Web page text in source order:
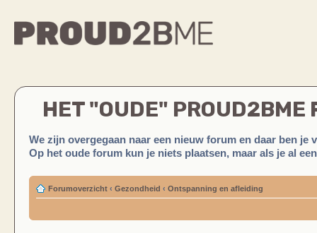
HET "OUDE" PROUD2BME
We zijn overgegaan naar een nieuw forum en daar ben je
Op het oude forum kun je niets plaatsen, maar als je al
Forumoverzicht ‹ Gezondheid ‹ Ontspanning en afleiding